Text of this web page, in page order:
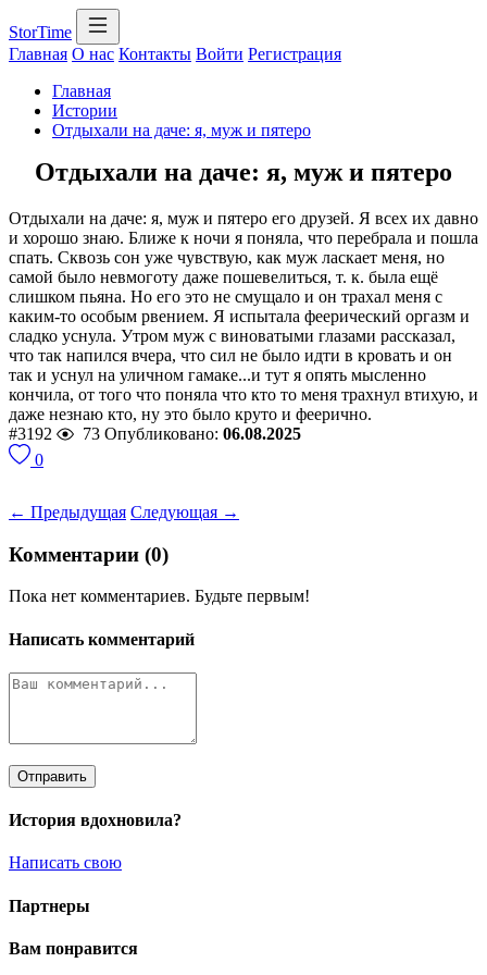
StorTime
Главная О нас Контакты Войти Регистрация
Главная
Истории
Отдыхали на даче: я, муж и пятеро
Отдыхали на даче: я, муж и пятеро
Отдыхали на даче: я, муж и пятеро его друзей. Я всех их давно
и хорошо знаю. Ближе к ночи я поняла, что перебрала и пошла
спать. Сквозь сон уже чувствую, как муж ласкает меня, но
самой было невмоготу даже пошевелиться, т. к. была ещё
слишком пьяна. Но его это не смущало и он трахал меня с
каким-то особым рвением. Я испытала феерический оргазм и
сладко уснула. Утром муж с виноватыми глазами рассказал,
что так напился вчера, что сил не было идти в кровать и он
так и уснул на уличном гамаке...и тут я опять мысленно
кончила, от того что поняла что кто то меня трахнул втихую, и
даже незнаю кто, ну это было круто и феерично.
#3192
73 Опубликовано: 06.08.2025
0
← Предыдущая Следующая →
Комментарии (0)
Пока нет комментариев. Будьте первым!
Написать комментарий
Отправить
История вдохновила?
Написать свою
Партнеры
Вам понравится